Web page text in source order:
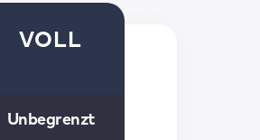
VOLL
Unbegrenzt